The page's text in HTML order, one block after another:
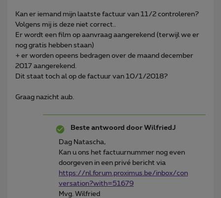
Kan er iemand mijn laatste factuur van 11/2 controleren?
Volgens mij is deze niet correct..
Er wordt een film op aanvraag aangerekend (terwijl we er
nog gratis hebben staan)
+ er worden opeens bedragen over de maand december
2017 aangerekend.
Dit staat toch al op de factuur van 10/1/2018?
Graag nazicht aub.
Beste antwoord door WilfriedJ
Dag Natascha,
Kan u ons het factuurnummer nog even
doorgeven in een privé bericht via
https://nl.forum.proximus.be/inbox/con
versation?with=51679
Mvg. Wilfried